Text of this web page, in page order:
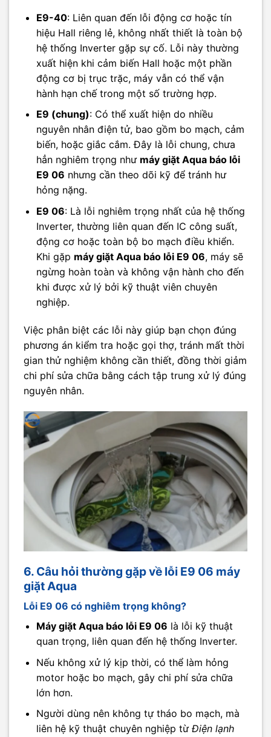
E9-40: Liên quan đến lỗi động cơ hoặc tín
hiệu Hall riêng lẻ, không nhất thiết là toàn bộ
hệ thống Inverter gặp sự cố. Lỗi này thường
xuất hiện khi cảm biến Hall hoặc một phần
động cơ bị trục trặc, máy vẫn có thể vận
hành hạn chế trong một số trường hợp.
E9 (chung): Có thể xuất hiện do nhiều
nguyên nhân điện tử, bao gồm bo mạch, cảm
biến, hoặc giắc cắm. Đây là lỗi chung, chưa
hẳn nghiêm trọng như máy giặt Aqua báo lỗi
E9 06 nhưng cần theo dõi kỹ để tránh hư
hỏng nặng.
E9 06: Là lỗi nghiêm trọng nhất của hệ thống
Inverter, thường liên quan đến IC công suất,
động cơ hoặc toàn bộ bo mạch điều khiển.
Khi gặp máy giặt Aqua báo lỗi E9 06, máy sẽ
ngừng hoàn toàn và không vận hành cho đến
khi được xử lý bởi kỹ thuật viên chuyên
nghiệp.
Việc phân biệt các lỗi này giúp bạn chọn đúng
phương án kiểm tra hoặc gọi thợ, tránh mất thời
gian thử nghiệm không cần thiết, đồng thời giảm
chi phí sửa chữa bằng cách tập trung xử lý đúng
nguyên nhân.
6. Câu hỏi thường gặp về lỗi E9 06 máy
giặt Aqua
Lỗi E9 06 có nghiêm trọng không?
Máy giặt Aqua báo lỗi E9 06 là lỗi kỹ thuật
quan trọng, liên quan đến hệ thống Inverter.
Nếu không xử lý kịp thời, có thể làm hỏng
motor hoặc bo mạch, gây chi phí sửa chữa
lớn hơn.
Người dùng nên không tự tháo bo mạch, mà
liên hệ kỹ thuật chuyên nghiệp từ Điện lạnh